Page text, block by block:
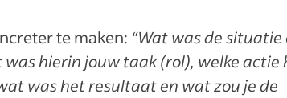
te maken: “Wat was de situatie
hierin jouw taak (rol), welke actie
was het resultaat en wat zou je de